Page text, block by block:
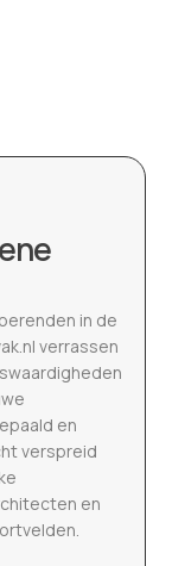
in de
verrassen
en
verspreid
en